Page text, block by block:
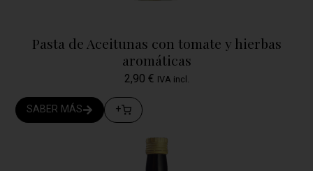
Pasta de Aceitunas con tomate y hierbas
aromáticas
2,90 € IVA incl.
SABER MÁS +